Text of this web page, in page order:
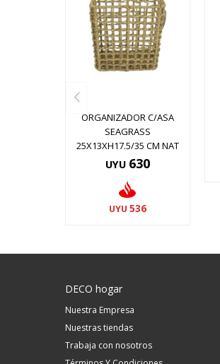
ORGANIZADOR C/ASA
SEAGRASS
25X13XH17.5/35 CM NAT
UYU 630
UYU 536
DECO hogar
Nuestra Empresa
Nuestras tiendas
Trabaja con nosotros